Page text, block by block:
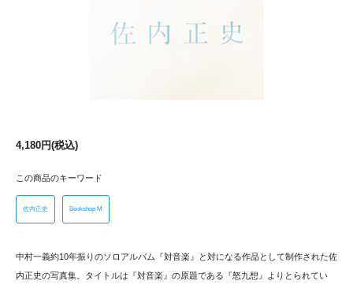
4,180円(税込)
この商品のキーワード
佐内正史 Bookshop M
中村一義約10年振りのソロアルバム『対音楽』と対になる作品として制作された佐
内正史の写真集。タイトルは『対音楽』の原題である『怒九想』よりとられてい